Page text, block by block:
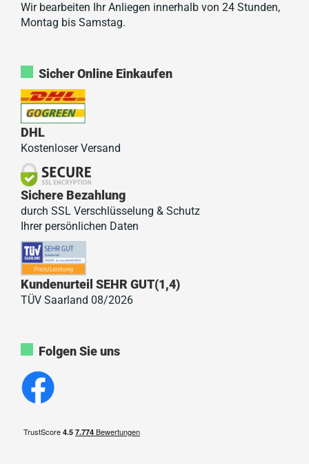
Wir bearbeiten Ihr Anliegen innerhalb von 24 Stunden,
Montag bis Samstag.
Sicher Online Einkaufen
DHL
Kostenloser Versand
Sichere Bezahlung
durch SSL Verschlüsselung & Schutz
Ihrer persönlichen Daten
Kundenurteil SEHR GUT(1,4)
TÜV Saarland 08/2026
Folgen Sie uns